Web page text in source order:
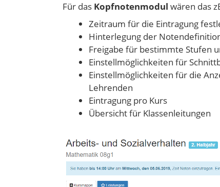
Für das Kopfnotenmodul wären das
Zeitraum für die Eintragung
Hinterlegung der
Freigabe für bestimmte Stufen
Einstellmöglichkeiten für
Einstellmöglichkeiten für die
Lehrenden
Eintragung pro Kurs
Übersicht für Klassenleitungen